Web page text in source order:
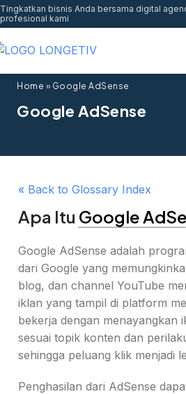
Tingkatkan bisnis Anda bersama digital
profesional kami
Home » Google AdSense
Google AdSense
« Back to Glossary Index
Apa Itu Google
Google AdSense adalah
dari Google yang
blog, dan channel YouTube
iklan yang tampil di platform
bekerja dengan menayangkan
sesuai topik konten dan
sehingga peluang klik menjadi
Penghasilan dari AdSense